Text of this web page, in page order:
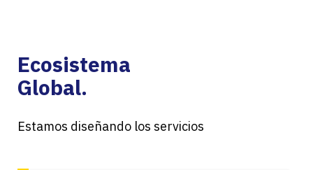
Ecosistema
Global.
Estamos diseñando los servicios